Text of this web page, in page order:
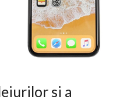
si a